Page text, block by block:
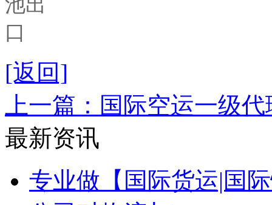
[返回]
上一篇：国际空运一级代
最新资讯
专业做【国际货运|国